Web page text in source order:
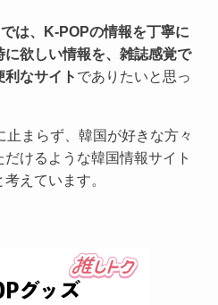
は、K-POPの情報を丁寧に
に欲しい情報を、雑誌感覚で
なサイト でありたいと思っ
まらず、韓国が好きな方々
けるような韓国情報サイト
えています。